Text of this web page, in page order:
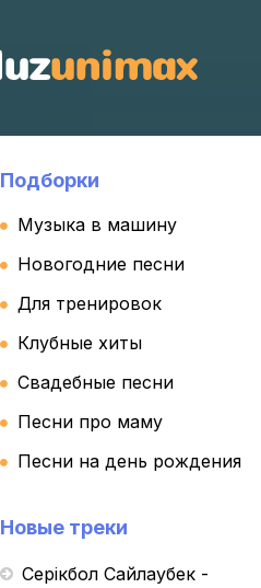
Подборки
Музыка в машину
Новогодние песни
Для тренировок
Клубные хиты
Свадебные песни
Песни про маму
Песни на день рождения
Новые треки
Серікбол Сайлаубек -